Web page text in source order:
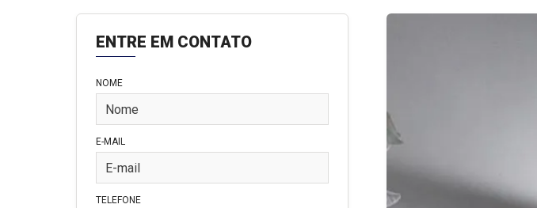
ENTRE EM CONTATO
NOME
E-MAIL
TELEFONE